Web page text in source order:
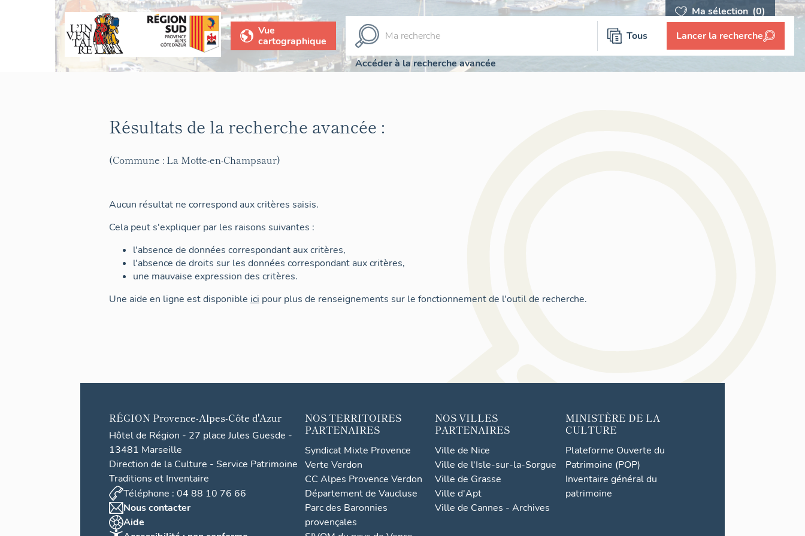
Ma sélection (0)
Vue
cartographique
Tous Lancer la recherche
Accéder à la recherche avancée
Résultats de la recherche avancée :
(Commune : La Motte-en-Champsaur)
Aucun résultat ne correspond aux critères saisis.
Cela peut s'expliquer par les raisons suivantes :
l'absence de données correspondant aux critères,
l'absence de droits sur les données correspondant aux critères,
une mauvaise expression des critères.
Une aide en ligne est disponible ici pour plus de renseignements sur le fonctionnement de l'outil de recherche.
RÉGION Provence-Alpes-Côte d'Azur
Hôtel de Région - 27 place Jules Guesde -
13481 Marseille
Direction de la Culture - Service Patrimoine
Traditions et Inventaire
Téléphone : 04 88 10 76 66
Nous contacter
Aide
NOS TERRITOIRES
PARTENAIRES
Syndicat Mixte Provence
Verte Verdon
CC Alpes Provence Verdon
Département de Vaucluse
Parc des Baronnies
provençales
NOS VILLES
PARTENAIRES
Ville de Nice
Ville de l'Isle-sur-la-Sorgue
Ville de Grasse
Ville d'Apt
Ville de Cannes - Archives
MINISTÈRE DE LA
CULTURE
Plateforme Ouverte du
Patrimoine (POP)
Inventaire général du
patrimoine